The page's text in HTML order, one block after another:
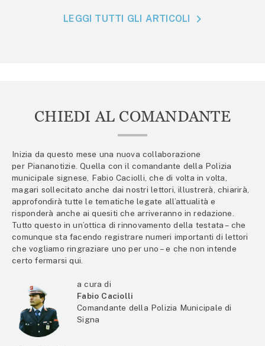
LEGGI TUTTI GLI ARTICOLI
CHIEDI AL COMANDANTE
Inizia da questo mese una nuova collaborazione
per Piananotizie. Quella con il comandante della Polizia
municipale signese, Fabio Caciolli, che di volta in volta,
magari sollecitato anche dai nostri lettori, illustrerà, chiarirà,
approfondirà tutte le tematiche legate all’attualità e
risponderà anche ai quesiti che arriveranno in redazione.
Tutto questo in un’ottica di rinnovamento della testata – che
comunque sta facendo registrare numeri importanti di lettori
che vogliamo ringraziare uno per uno – e che non intende
certo fermarsi qui.
a cura di
Fabio Caciolli
Comandante della Polizia Municipale di
Signa